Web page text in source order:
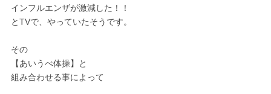
インフルエンザが激減した！！
とTVで、やっていたそうです。
その
【あいうべ体操】と
組み合わせる事によって